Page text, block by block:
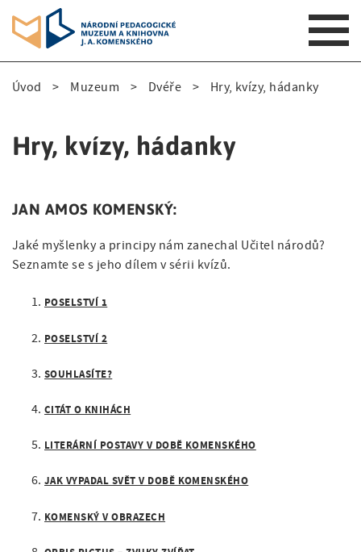
r
č
Úvod Muzeum Dvéře Hry, kvízy, hádanky
Hry, kvízy, hádanky
JAN AMOS KOMENSKÝ:
Jaké myšlenky a principy nám zanechal Učitel národů?
Seznamte se s jeho dílem v sérii kvízů.
POSELSTVÍ 1
POSELSTVÍ 2
SOUHLASÍTE?
CITÁT O KNIHÁCH
LITERÁRNÍ POSTAVY V DOBĚ KOMENSKÉHO
JAK VYPADAL SVĚT V DOBĚ KOMENSKÉHO
KOMENSKÝ V OBRAZECH